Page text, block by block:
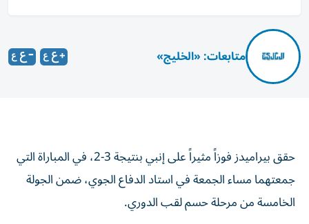
متابعات: «الخليج»
حقق بيراميدز فوزاً مثيراً على إنبي بنتيجة 3-2، في المباراة التي
جمعتهما مساء الجمعة في استاد الدفاع الجوي، ضمن الجولة
الخامسة من مرحلة حسم لقب الدوري.